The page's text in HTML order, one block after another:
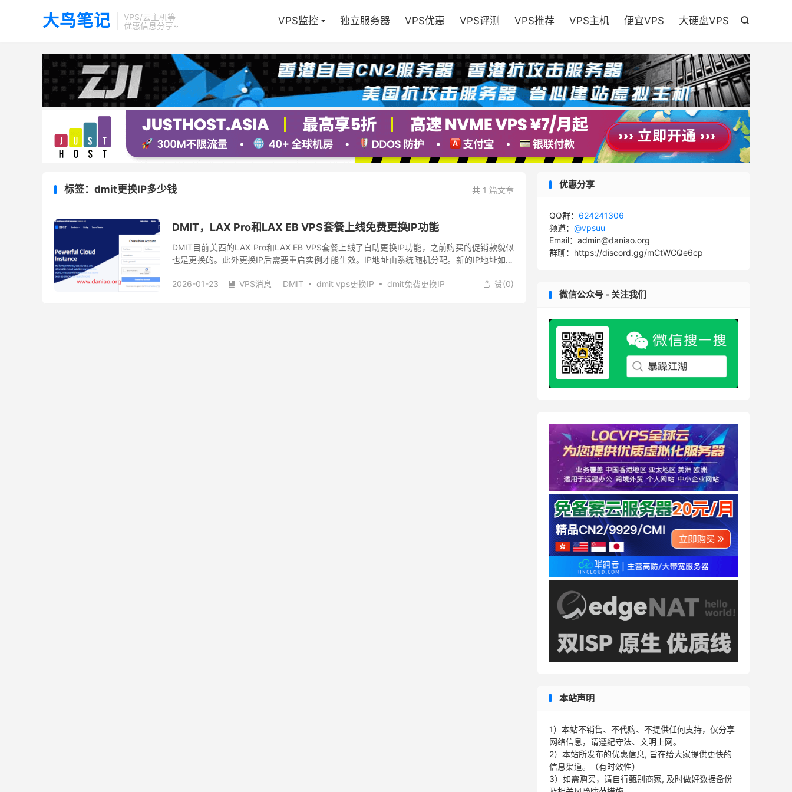
大鸟笔记
VPS/云主机等
优惠信息分享~

VPS监控 独立服务器 VPS优惠 VPS评测 VPS推荐 VPS主机 便宜VPS 大硬盘VPS
共 1 篇文章
标签：dmit更换IP多少钱
DMIT，LAX Pro和LAX EB VPS套餐上线免费更换IP功能
DMIT目前美西的LAX Pro和LAX EB VPS套餐上线了自助更换IP功能，之前购买的促销款貌似
也是更换的。此外更换IP后需要重启实例才能生效。IP地址由系统随机分配。新的IP地址如果
 赞(0)
2026-01-23  VPS消息 DMIT dmit vps更换IP
dmit免费更换IP
优惠分享
QQ群： 624241306
频道： @vpsuu
Email：admin@daniao.org
群聊：https://discord.gg/mCtWCQe6cp
微信公众号 - 关注我们
本站声明
1）本站不销售、不代购、不提供任何支持，仅分享
网络信息，请遵纪守法、文明上网。
2）本站所发布的优惠信息, 旨在给大家提供更快的
信息渠道。（有时效性）
3）如需购买，请自行甄别商家, 及时做好数据备份